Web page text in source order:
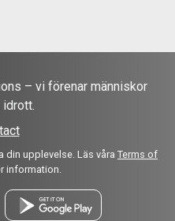
– vi förenar människor
idrott.
din upplevelse. Läs våra Terms of
information.